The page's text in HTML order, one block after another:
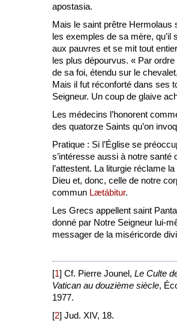
apostasia.
Mais le saint prêtre
les exemples de sa mère,
aux pauvres et se mit tout
les plus dépourvus. « Par
de sa foi, étendu sur le
Mais il fut réconforté dans ses
Seigneur. Un coup de glaive
Les médecins l’honorent
des quatorze Saints qu’on
Pratique : Si l’Église se
s’intéresse aussi à notre
l’attestent. La liturgie réclame
Dieu et, donc, celle de notre
commun Lætábitur.
Les Grecs appellent saint
donné par Notre Seigneur lui-
messager de la miséricorde
[1] Cf. Pierre Jounel, Le Culte
Vatican au douzième siècle,
1977.
[2] Jud. XIV, 18.